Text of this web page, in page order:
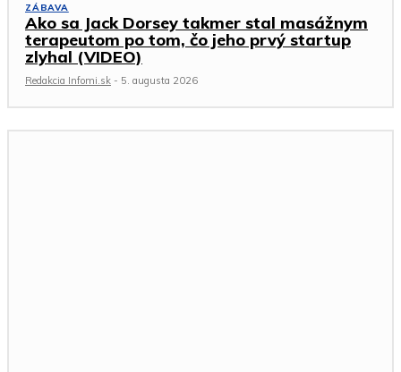
ZÁBAVA
Ako sa Jack Dorsey takmer stal masážnym
terapeutom po tom, čo jeho prvý startup
zlyhal (VIDEO)
Redakcia Infomi.sk - 5. augusta 2026